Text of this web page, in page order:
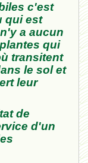
c'est
qui est
a aucun
qui
transitent
le sol et
leur
de
d'un